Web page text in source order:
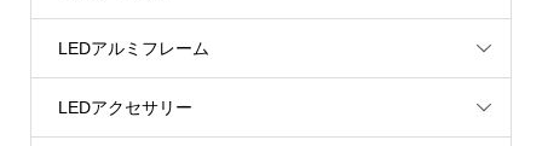
LEDアルミフレーム
LEDアクセサリー